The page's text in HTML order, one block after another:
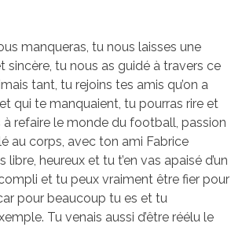
manqueras, tu nous laisses une
sincère, tu nous as guidé à travers ce
tant, tu rejoins tes amis qu’on a
qui te manquaient, tu pourras rire et
à refaire le monde du football, passion
au corps, avec ton ami Fabrice
libre, heureux et tu t’en vas apaisé d’un
et tu peux vraiment être fier pour
pour beaucoup tu es et tu
Tu venais aussi d’être réélu le